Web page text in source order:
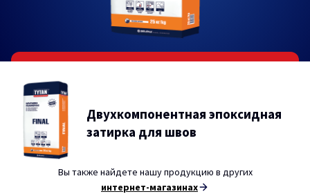
Двухкомпонентная эпоксидная
затирка для швов
Вы также найдете нашу продукцию в других
интернет-магазинах